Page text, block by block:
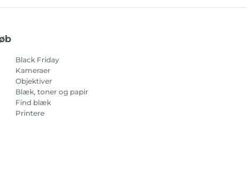
Black Friday
Kameraer
Objektiver
Blæk, toner og papir
Find blæk
Printere